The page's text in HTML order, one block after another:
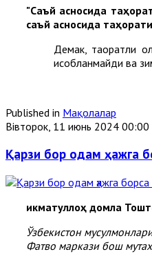
"Саъй асносида
саъй асносида
Демак, таҳоратли
ҳисобланмайди ва
Published in Мақолалар
Вівторок, 11 июнь 2024 00:00
Қарзи бор одам ҳажга
Ҳикматуллоҳ домла
Ўзбекистон
Фатво маркази бош